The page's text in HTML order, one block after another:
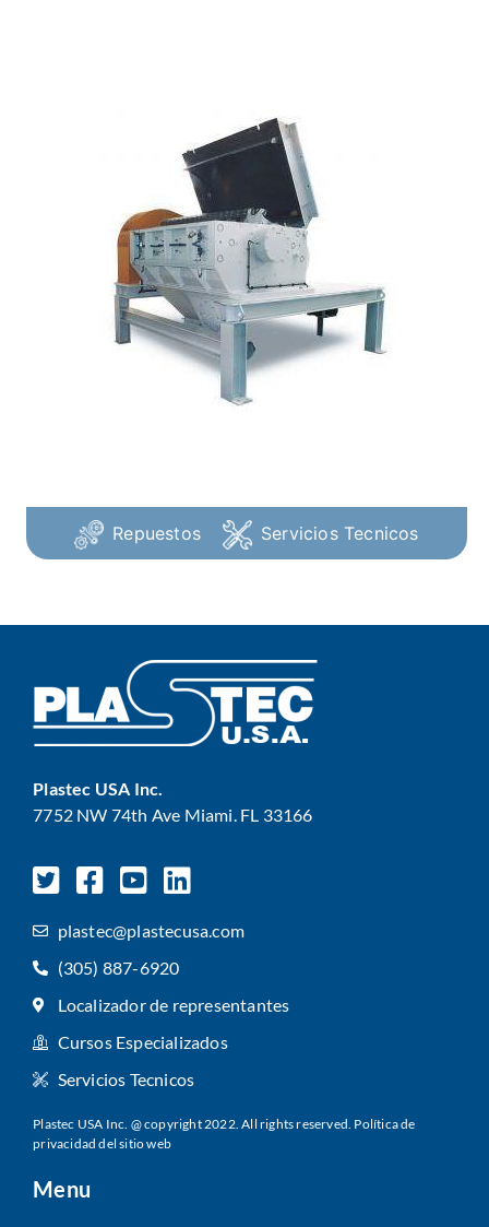
Repuestos Servicios Tecnicos
Plastec USA Inc.
7752 NW 74th Ave Miami. FL 33166
plastec@plastecusa.com
(305) 887-6920
Localizador de representantes
Cursos Especializados
Servicios Tecnicos
Plastec USA Inc. @ copyright 2022. All rights reserved. Política de
privacidad del sitio web
Menu